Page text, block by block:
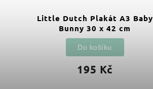
Little Dutch Plakát A3 Baby
Bunny 30 x 42 cm
195 Kč
Do košíku